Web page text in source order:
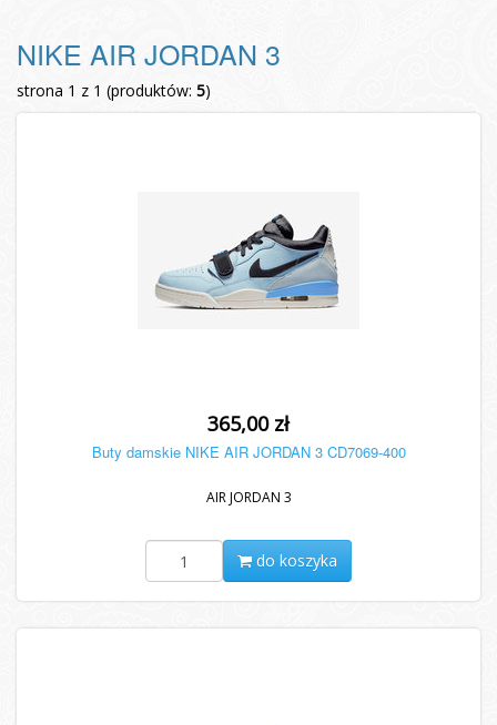
NIKE AIR JORDAN 3
strona 1 z 1 (produktów: 5)
365,00 zł
Buty damskie NIKE AIR JORDAN 3 CD7069-400
AIR JORDAN 3
do koszyka